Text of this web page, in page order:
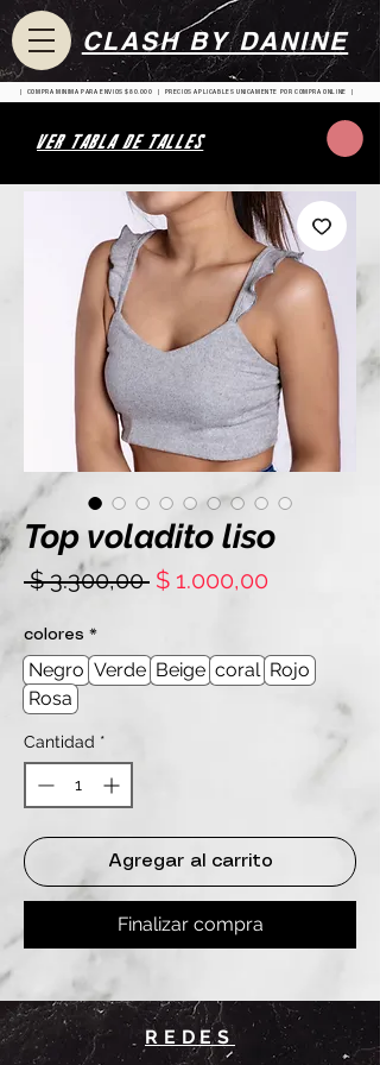
| COMPRA MINIMA PARA ENVIOS $80.000 | PRECIOS APLICABLES UNICAMENTE POR COMPRA ONLINE |
CLASH BY DANINE
VER TABLA DE TALLES
Top voladito liso
$ 3.300,00 Precio
$ 1.000,00
colores *
Negro Verde Beige coral Rojo
Rosa
Cantidad *
Agregar al carrito
Finalizar compra
REDES